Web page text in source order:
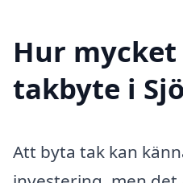
Hur
takbyte i
Att byta tak kan